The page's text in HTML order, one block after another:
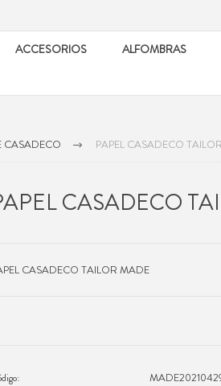
ACCESORIOS ALFOMBRAS
CASADECO PAPEL CASADECO
CASADECO
CASADECO TAILOR MADE